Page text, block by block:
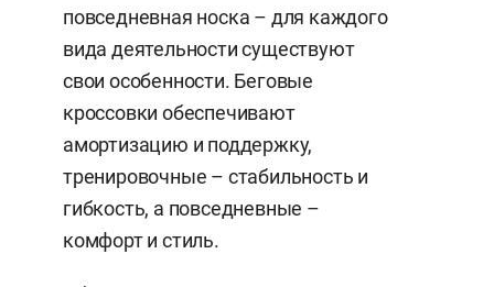
повседневная носка – для каждого
вида деятельности существуют
свои особенности. Беговые
кроссовки обеспечивают
амортизацию и поддержку,
тренировочные – стабильность и
гибкость, а повседневные –
комфорт и стиль.